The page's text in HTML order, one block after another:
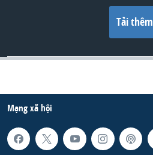
Tải thêm
Mạng xã hội